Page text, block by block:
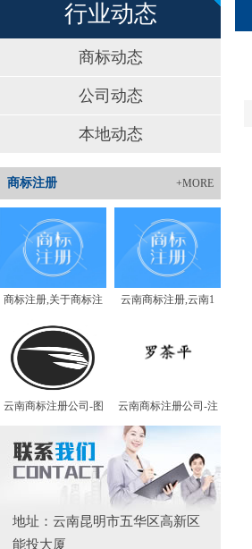
行业动态
商标动态
公司动态
本地动态
+MORE
商标注册
商标注册,关于商标注 云南商标注册,云南1
云南商标注册公司-图 云南商标注册公司-注
地址：云南昆明市五华区高新区
能投大厦